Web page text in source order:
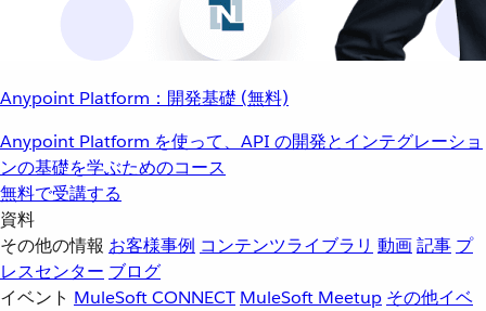
Anypoint Platform：開発基礎 (無料)
Anypoint Platform を使って、API の開発とインテグレーショ
ンの基礎を学ぶためのコース
無料で受講する
資料
その他の情報 お客様事例 コンテンツライブラリ 動画記事 プ
レスセンター ブログ
イベント MuleSoft CONNECT MuleSoft Meetup その他イベ